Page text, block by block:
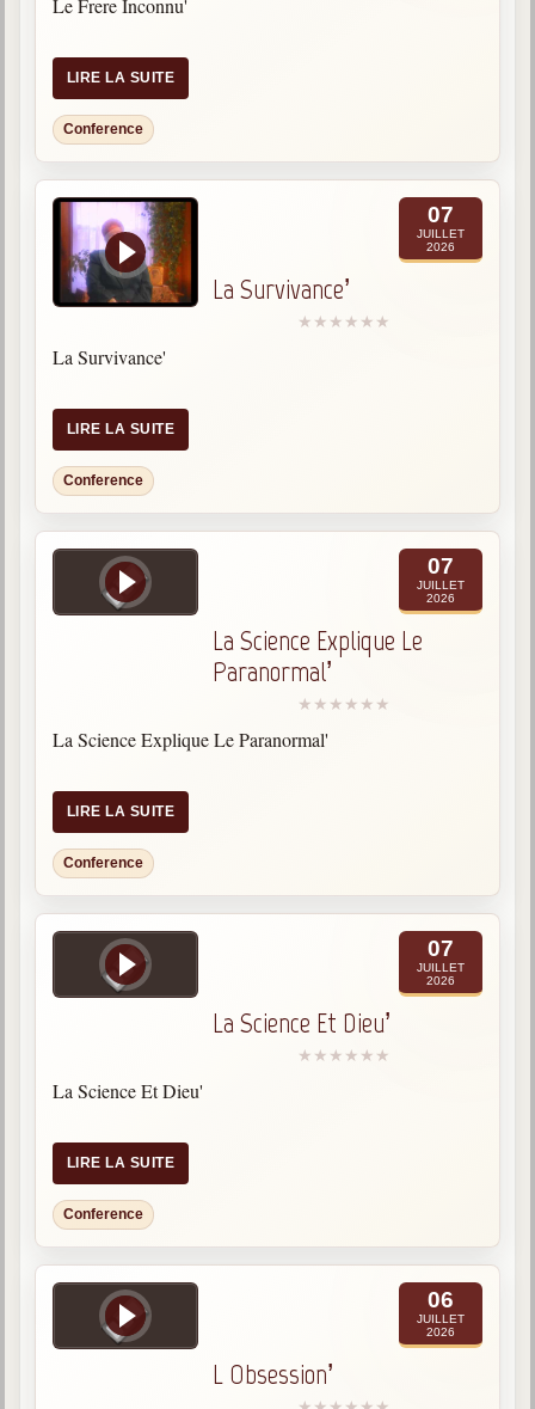
Le Frere Inconnu'
LIRE LA SUITE
Conference
07
JUILLET
2026
La Survivance’
La Survivance'
LIRE LA SUITE
Conference
07
JUILLET
2026
La Science Explique Le
Paranormal’
La Science Explique Le Paranormal'
LIRE LA SUITE
Conference
07
JUILLET
2026
La Science Et Dieu’
La Science Et Dieu'
LIRE LA SUITE
Conference
06
JUILLET
2026
L Obsession’